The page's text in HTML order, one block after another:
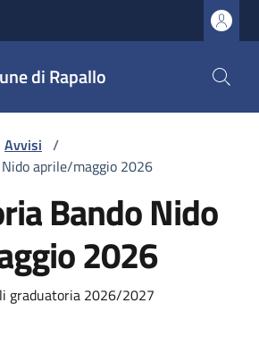
di Rapallo
Avvisi /
aprile/maggio 2026
Bando Nido
2026
notizia
graduatoria 2026/2027